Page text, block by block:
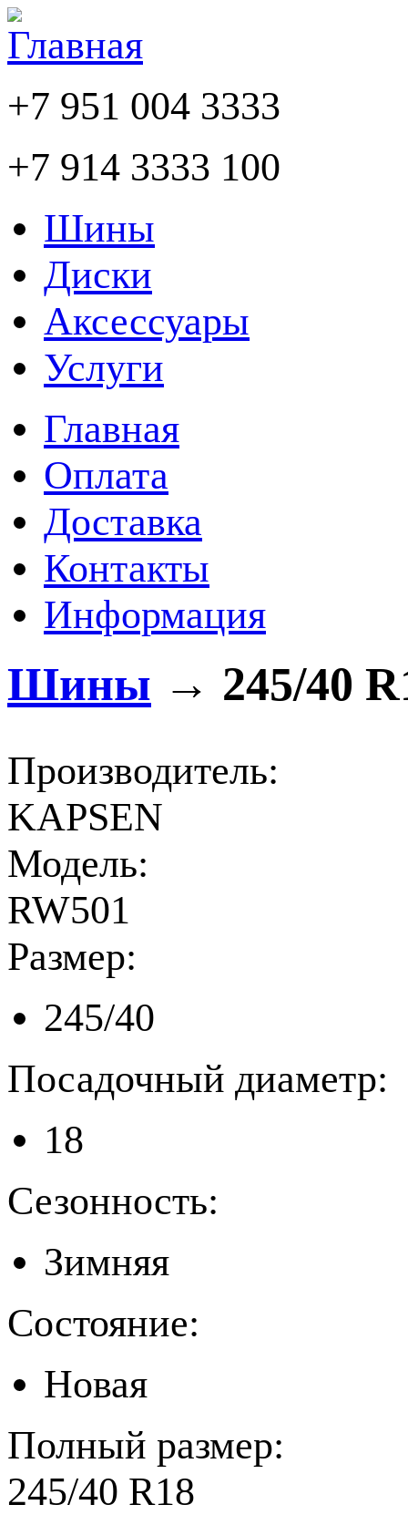
+7 951 004 3333
+7 914 3333 100
Шины
Диски
Аксессуары
Услуги
Главная
Оплата
Доставка
Контакты
Информация
Шины → 245/40
Производитель:
KAPSEN
Модель:
RW501
Размер:
245/40
Посадочный диаметр:
18
Сезонность:
Зимняя
Состояние:
Новая
Полный размер:
245/40 R18